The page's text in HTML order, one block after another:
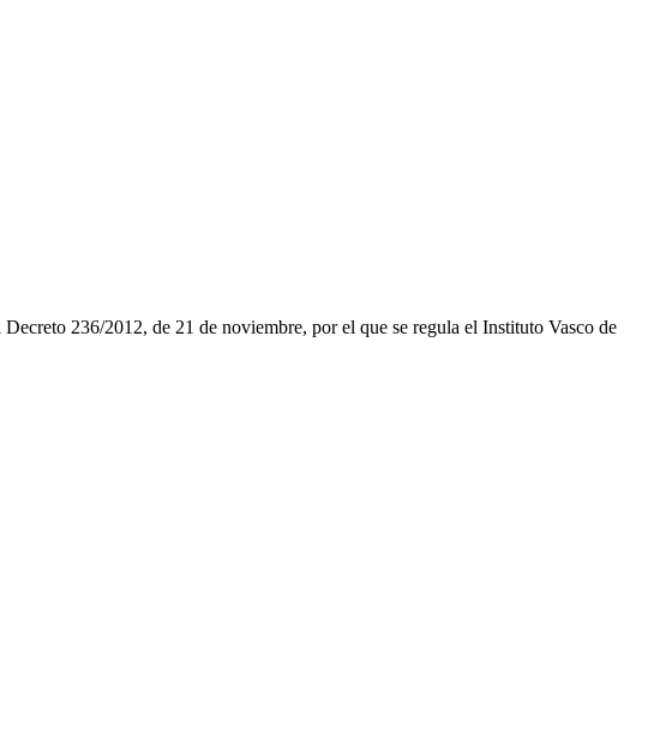
236/2012, de 21 de noviembre, por el que se regula el Instituto Vasco de